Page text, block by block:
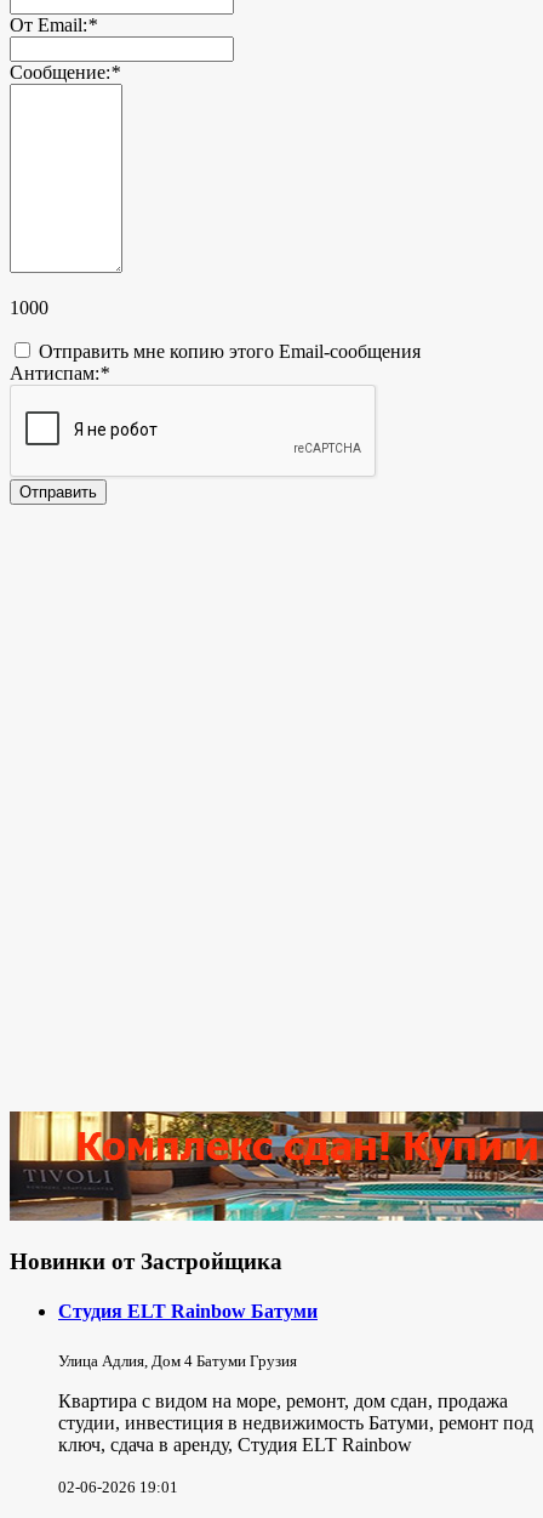
От Email:*
Сообщение:*
1000
Отправить мне копию этого Email-сообщения
Антиспам:*
Отправить
Новинки от Застройщика
Студия ELT Rainbow Батуми
Улица Адлия, Дом 4 Батуми Грузия
Квартира с видом на море, ремонт, дом сдан, продажа
студии, инвестиция в недвижимость Батуми, ремонт под
ключ, сдача в аренду, Студия ELT Rainbow
02-06-2026 19:01